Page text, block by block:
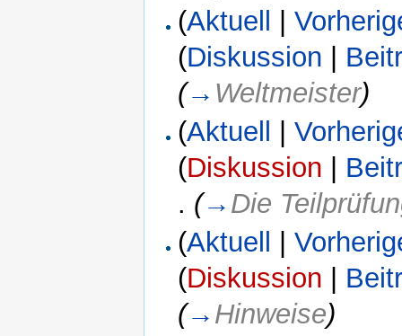
(Aktuell |
(Diskussion
(→ Weltmeister)
(Aktuell |
(Diskussion
. (→ Die
(Aktuell |
(Diskussion
(→ Hinweise)